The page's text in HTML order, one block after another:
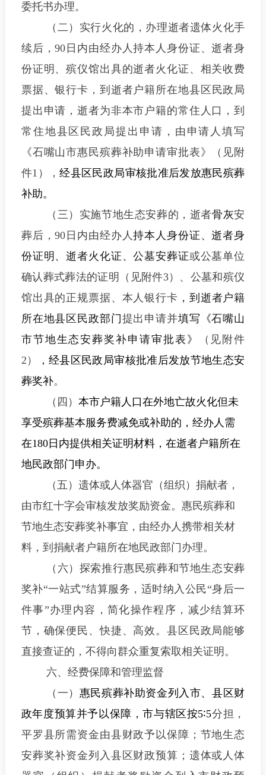
委托书办理。
（ 二 ） 实行火化的，办理逝者遗体火化手
续后，90 日内由经办人持本人身份证、逝者身
份证明、殡仪馆出具的逝者火化证、相关收费
票据、银行卡 ， 到 逝者户籍所在地县区民政局
提出申请，逝者为非本市户籍的常住人口，到
常住地县区民政局提出申请，由申请人填写
《石嘴山市惠民殡葬补助申请审批表》（见附
件1 ） ，经县区民政局审核批准后发放惠民殡葬
补助。
（ 三 ）实施节地生态安葬的，逝者骨灰安
葬后，90 日内由经办人持本人身份证、逝者身
份证明、逝者火化证、公墓安葬证或公墓单位
确认葬式葬法的证明
（见附件3） 、公墓和殡仪
馆出具的正规票据、本人银行卡 ， 到逝者户籍
所在地县区民政部门 提出申请并填写《石嘴山
市节地生态安葬奖补申请审批表》
（见附件
2 ） ， 经县区民政局审核批准后发放节地生态安
葬奖补。
（四）本市户籍人口在外地亡故火化但未
享受殡葬基本服务费减免或补助的，经办人需
在180日内提供相关证明材料，在逝者户籍所在
地民政部门申办。
（五）遗体或人体器官（组织）捐献者，
由市红十字会审核发放奖励资金。惠民殡葬和
节地生态安葬奖补事宜，由经办人携带相关材
料，到捐献者户籍所在地民政部门办理。
（六）探索推行惠民殡葬和节地生态安葬
奖补“一站式”结算服务，适时纳入公民“身后一
件事”办理内容，简化操作程序，减少结算环
节，确保便民、快捷、高效。县区民政局能够
直接查证的，不得向群众重复索取相关证明。
六、经费保障和管理监督
（一） 惠民殡葬补助资金列入市、县区财
政年度预算并予以保障，市与辖区按5∶5分担，
平罗县所需资金由县财政予以保障；节地生态
安葬奖补资金列入县区财政预算；遗体或人体